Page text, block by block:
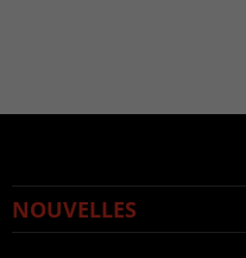
NOUVELLES